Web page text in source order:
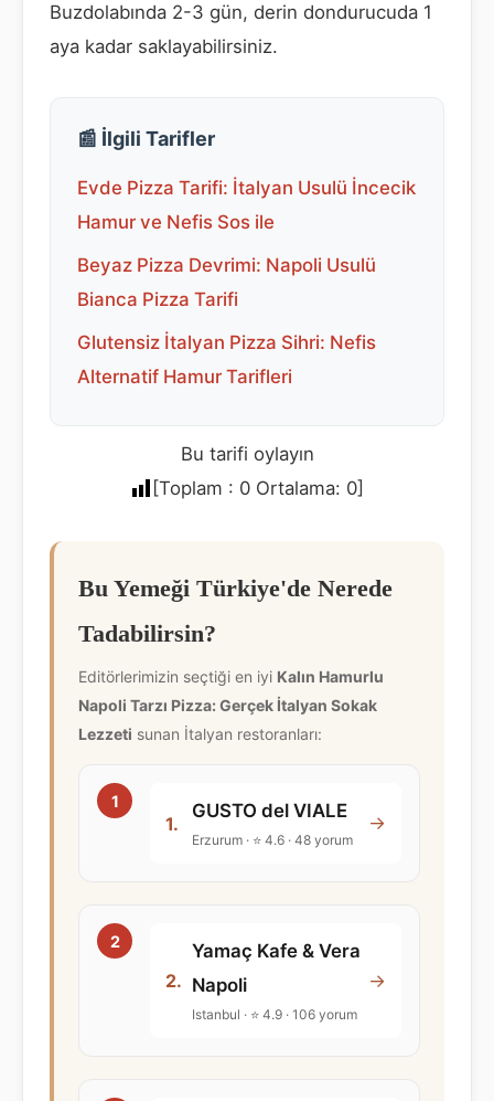
Buzdolabında 2-3 gün, derin dondurucuda 1
aya kadar saklayabilirsiniz.
📰 İlgili Tarifler
Evde Pizza Tarifi: İtalyan Usulü İncecik
Hamur ve Nefis Sos ile
Beyaz Pizza Devrimi: Napoli Usulü
Bianca Pizza Tarifi
Glutensiz İtalyan Pizza Sihri: Nefis
Alternatif Hamur Tarifleri
Bu tarifi oylayın
[Toplam : 0 Ortalama: 0]
Bu Yemeği Türkiye'de Nerede
Tadabilirsin?
Editörlerimizin seçtiği en iyi Kalın Hamurlu
Napoli Tarzı Pizza: Gerçek İtalyan Sokak
Lezzeti sunan İtalyan restoranları:
1.
GUSTO del VIALE
Erzurum · ⭐ 4.6 · 48 yorum
→
2.
Yamaç Kafe & Vera
Napoli
Istanbul · ⭐ 4.9 · 106 yorum
→